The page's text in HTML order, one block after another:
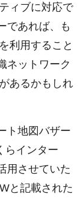
ィブに対応で
であれば、も
利用すること
ネットワーク
あるかもしれ
ト地図バザー
らインター
用させていた
と記載された